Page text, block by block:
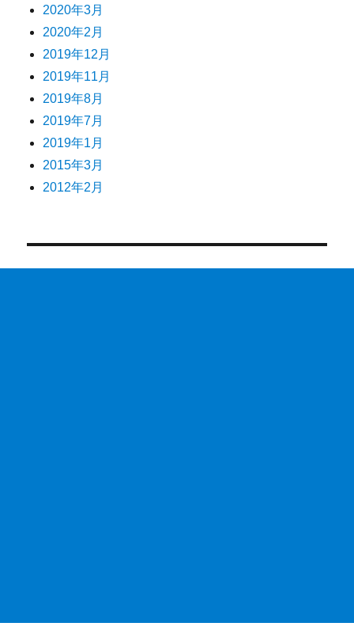
2020年3月
2020年2月
2019年12月
2019年11月
2019年8月
2019年7月
2019年1月
2015年3月
2012年2月